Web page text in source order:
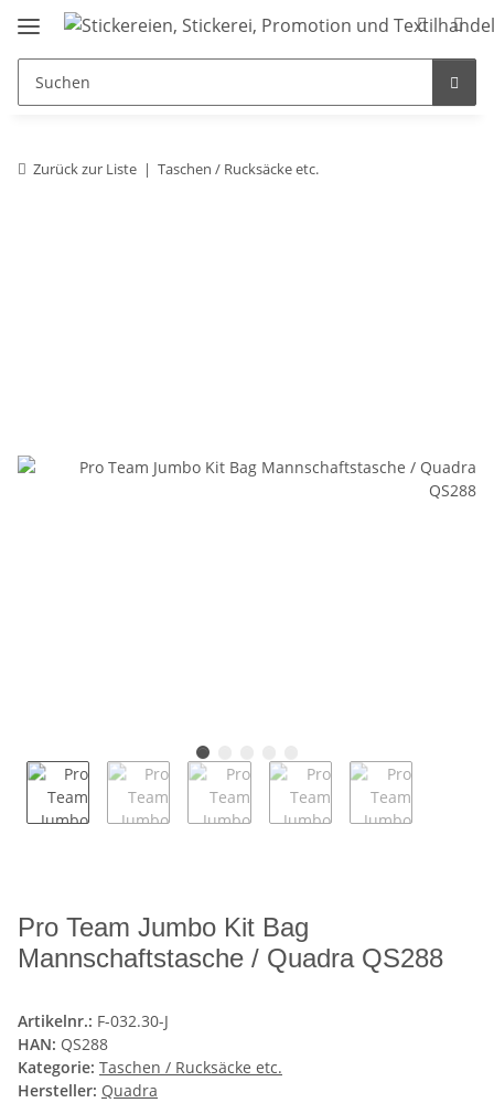
Zurück zur Liste Taschen / Rucksäcke etc.
Pro Team Jumbo Kit Bag
Mannschaftstasche / Quadra QS288
Artikelnr.: F-032.30-J
HAN: QS288
Kategorie: Taschen / Rucksäcke etc.
Hersteller: Quadra